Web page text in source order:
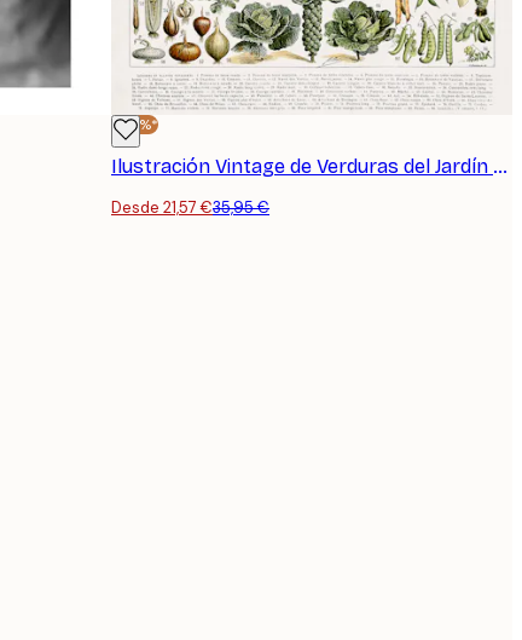
-40%*
Ilustración Vintage de Verduras del Jardín Póster
Desde 21,57 €35,95 €